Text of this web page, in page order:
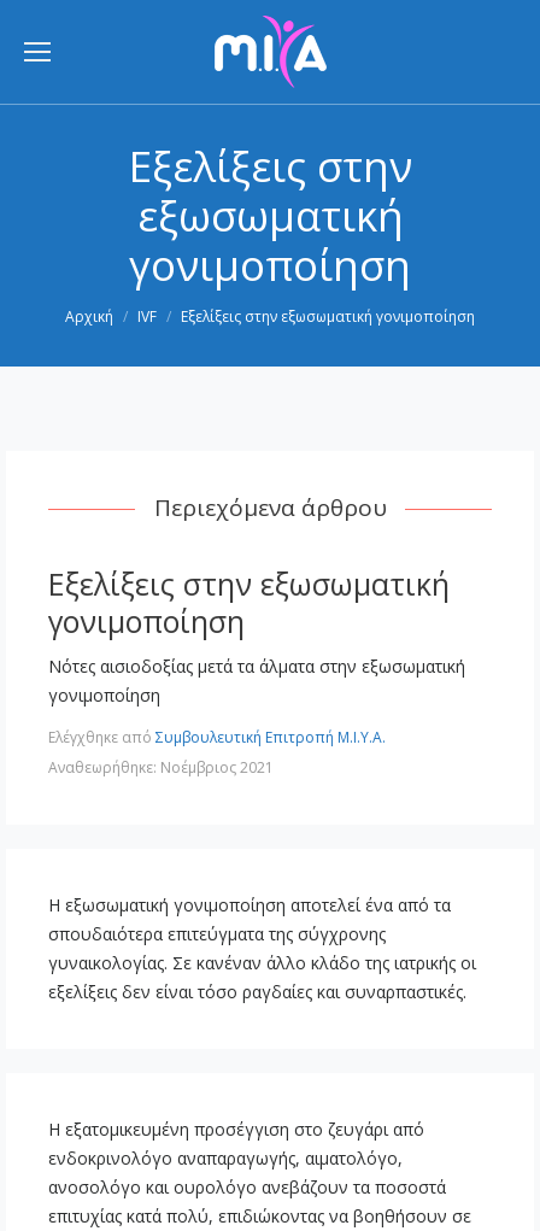
Εξελίξεις στην
εξωσωματική
γονιμοποίηση
You are here:
Αρχική IVF Εξελίξεις στην εξωσωματική γονιμοποίηση
Περιεχόμενα άρθρου
Εξελίξεις στην εξωσωματική
γονιμοποίηση
Νότες αισιοδοξίας μετά τα άλματα στην εξωσωματική
γονιμοποίηση
Ελέγχθηκε από Συμβουλευτική Επιτροπή Μ.Ι.Υ.Α.
Αναθεωρήθηκε: Νοέμβριος 2021
Η εξωσωματική γονιμοποίηση αποτελεί ένα από τα
σπουδαιότερα επιτεύγματα της σύγχρονης
γυναικολογίας. Σε κανέναν άλλο κλάδο της ιατρικής οι
εξελίξεις δεν είναι τόσο ραγδαίες και συναρπαστικές.
Η εξατομικευμένη προσέγγιση στο ζευγάρι από
ενδοκρινολόγο αναπαραγωγής, αιματολόγο,
ανοσολόγο και ουρολόγο ανεβάζουν τα ποσοστά
επιτυχίας κατά πολύ, επιδιώκοντας να βοηθήσουν σε